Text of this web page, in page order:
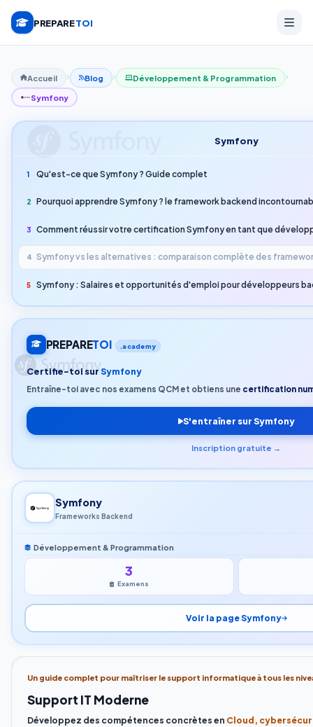
PREPARETOI
Accueil Blog Développement & Programmation
Symfony
Symfony
1 Qu'est-ce que Symfony ? Guide complet
2 Pourquoi apprendre Symfony ? le framework backend
3 Comment réussir votre certification Symfony en tant que
4 Symfony vs les alternatives : comparaison complète des
5 Symfony : Salaires et opportunités d'emploi pour développeurs
PREPARETOI .academy
Certifie-toi surSymfony
Entraîne-toi avec nos examens QCM et obtiens une certification
S'entraîner sur Symfony
Inscription gratuite →
Symfony
Frameworks Backend
Développement & Programmation
3
Examens
Voir la page Symfony
Un guide complet pour maîtriser le support informatique à tous les
Support IT Moderne
Développez des compétences concrètes en Cloud,